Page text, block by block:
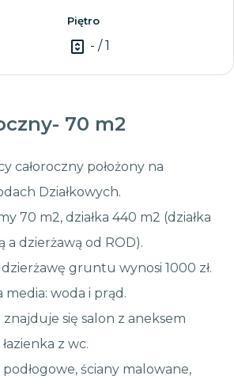
Piętro
- / 1
70 m2
całoroczny położony na
Działkowych.
70 m2, działka 440 m2 (działka
a dzierżawą od ROD).
gruntu wynosi 1000 zł.
media: woda i prąd.
się salon z aneksem
z wc.
ściany malowane,